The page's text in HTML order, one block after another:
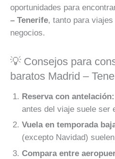
oportunidades para
– Tenerife, tanto para
negocios.
💡 Consejos para
baratos Madrid –
Reserva con antelación:
antes del viaje suele ser
Vuela en temporada
(excepto Navidad)
Compara entre